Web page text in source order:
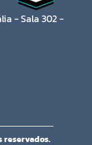
- Sala 302 -
reservados.